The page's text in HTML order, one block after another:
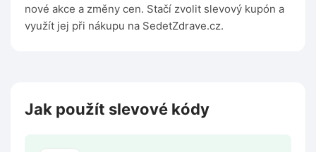
nové akce a změny cen. Stačí zvolit slevový kupón a
využít jej při nákupu na SedetZdrave.cz.
Jak použít slevové kódy